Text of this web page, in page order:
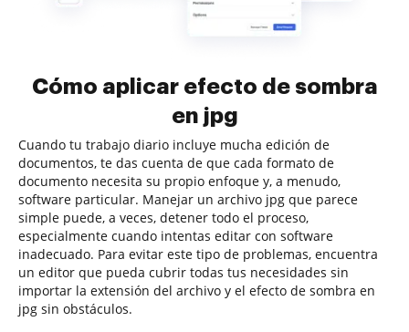
Cómo aplicar efecto de sombra
en jpg
Cuando tu trabajo diario incluye mucha edición de
documentos, te das cuenta de que cada formato de
documento necesita su propio enfoque y, a menudo,
software particular. Manejar un archivo jpg que parece
simple puede, a veces, detener todo el proceso,
especialmente cuando intentas editar con software
inadecuado. Para evitar este tipo de problemas, encuentra
un editor que pueda cubrir todas tus necesidades sin
importar la extensión del archivo y el efecto de sombra en
jpg sin obstáculos.